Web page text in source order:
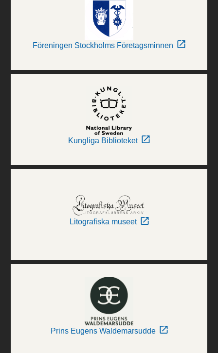
Föreningen Stockholms Företagsminnen
Kungliga Biblioteket
Litografiska museet
Prins Eugens Waldemarsudde